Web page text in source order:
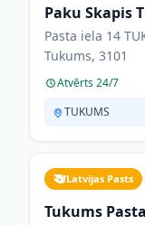
Paku Skapis
Pasta iela 14
Tukums, 3101
Atvērts 24/7
TUKUMS
Latvijas Pasts
Tukums